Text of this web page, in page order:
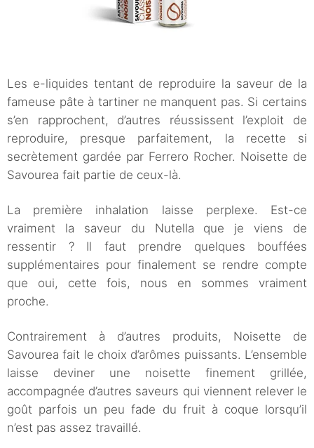
Les e-liquides tentant de reproduire la saveur de la
fameuse pâte à tartiner ne manquent pas. Si certains
s’en rapprochent, d’autres réussissent l’exploit de
reproduire, presque parfaitement, la recette si
secrètement gardée par Ferrero Rocher. Noisette de
Savourea fait partie de ceux-là.
La première inhalation laisse perplexe. Est-ce
vraiment la saveur du Nutella que je viens de
ressentir ? Il faut prendre quelques bouffées
supplémentaires pour finalement se rendre compte
que oui, cette fois, nous en sommes vraiment
proche.
Contrairement à d’autres produits, Noisette de
Savourea fait le choix d’arômes puissants. L’ensemble
laisse deviner une noisette finement grillée,
accompagnée d’autres saveurs qui viennent relever le
goût parfois un peu fade du fruit à coque lorsqu’il
n’est pas assez travaillé.